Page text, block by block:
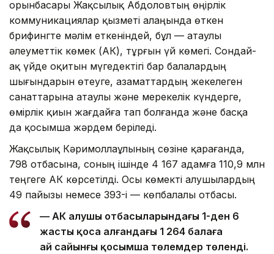
орынбасары Жақсылық Абдоловтың өңірлік
коммуникациялар қызметі алаңында өткен
брифингте мәлім еткеніндей, бұл — атаулы
әлеуметтік көмек (АӘК), тұрғын үй көмегі. Сондай-
ақ үйде оқитын мүгедектігі бар балалардың
шығындарын өтеуге, азаматтардың жекелеген
санаттарына атаулы және мерекелік күндерге,
өмірлік қиын жағдайға тап болғанда және басқа
да қосымша жәрдем беріледі.
Жақсылық Кәримоллаұлының сөзіне қарағанда,
798 отбасына, соның ішінде 4 167 адамға 110,9 млн
теңгеге АӘК көрсетілді. Осы көмекті алушылардың
49 пайызы немесе 393-і — көпбалалы отбасы.
— АӘК алушы отбасыларындағы 1-ден 6
жасты қоса алғандағы 1 264 балаға
ай сайынғы қосымша төлемдер төленді.